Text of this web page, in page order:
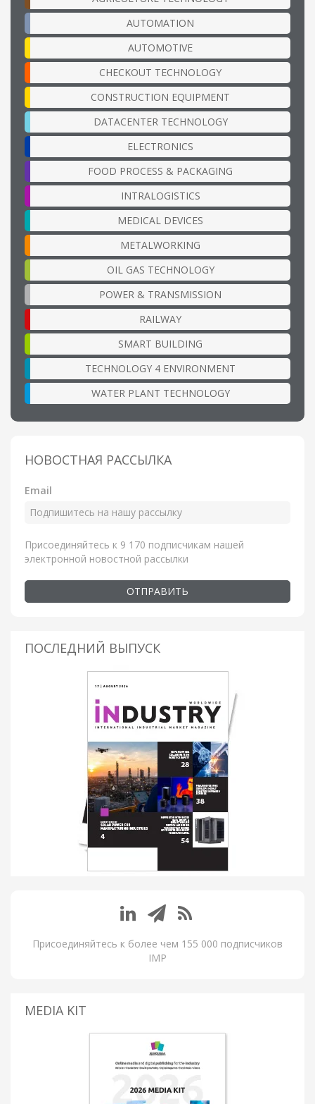
AUTOMATION
AUTOMOTIVE
CHECKOUT TECHNOLOGY
CONSTRUCTION EQUIPMENT
DATACENTER TECHNOLOGY
ELECTRONICS
FOOD PROCESS & PACKAGING
INTRALOGISTICS
MEDICAL DEVICES
METALWORKING
OIL GAS TECHNOLOGY
POWER & TRANSMISSION
RAILWAY
SMART BUILDING
TECHNOLOGY 4 ENVIRONMENT
WATER PLANT TECHNOLOGY
НОВОСТНАЯ РАССЫЛКА
Email
Присоединяйтесь к 9 170 подписчикам нашей
электронной новостной рассылки
ОТПРАВИТЬ
ПОСЛЕДНИЙ ВЫПУСК
Присоединяйтесь к более чем 155 000 подписчиков
IMP
MEDIA KIT